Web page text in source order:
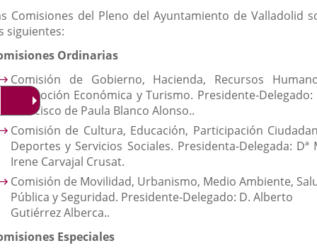
Comisiones del Pleno del Ayuntamiento de Valladolid
siguientes:
Ordinarias
Comisión de Gobierno, Hacienda, Recursos
Promoción Económica y Turismo. Presidente-Delegado:
Francisco de Paula Blanco Alonso..
Comisión de Cultura, Educación, Participación
Deportes y Servicios Sociales. Presidenta-Delegada: Dª
Irene Carvajal Crusat.
Comisión de Movilidad, Urbanismo, Medio Ambiente,
Pública y Seguridad. Presidente-Delegado: D. Alberto
Gutiérrez Alberca..
Especiales